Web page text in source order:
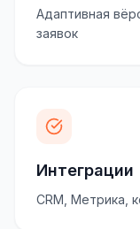
Адаптивная
заявок
Интеграции
CRM, Метрика,